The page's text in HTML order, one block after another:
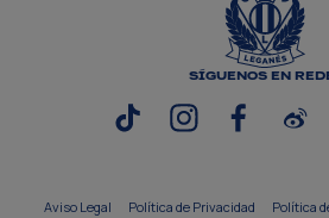
SÍGUENOS EN
Aviso Legal Política de Privacidad Política